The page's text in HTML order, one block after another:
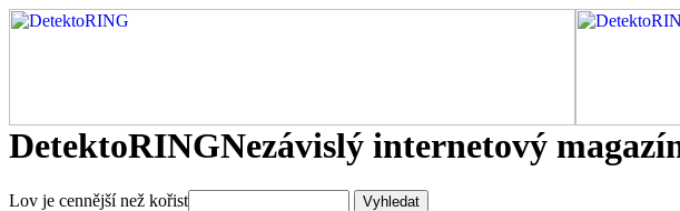
DetektoRINGNezávislý internetový
Lov je cennější než kořist